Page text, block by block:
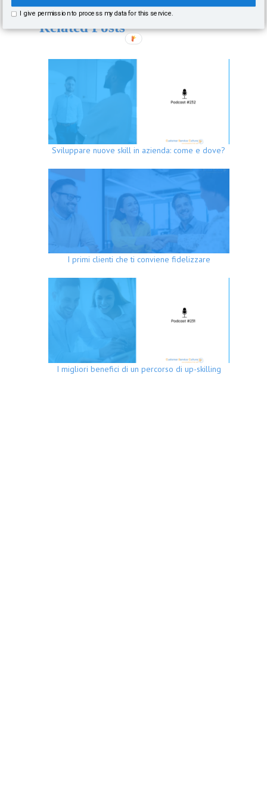
Related Posts
Sviluppare nuove skill in azienda: come e dove?
I primi clienti che ti conviene fidelizzare
I migliori benefici di un percorso di up-skilling
I give permission to process my data for this service.